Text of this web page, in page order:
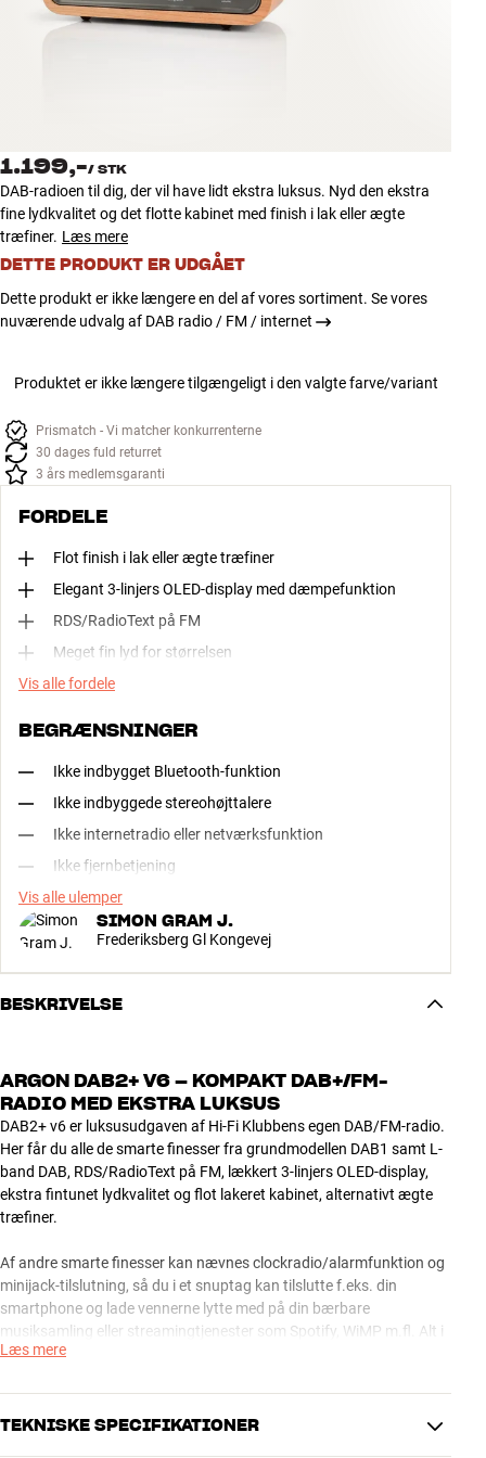
Tilbehør
NYHEDER
TILBUD
Find Butik
Kundeservice
Byg med Lyd
1.199,-/ STK
DAB-radioen til dig, der vil have lidt ekstra luksus. Nyd den ekstra
fine lydkvalitet og det flotte kabinet med finish i lak eller ægte
træfiner. Læs mere
DETTE PRODUKT ER UDGÅET
Dette produkt er ikke længere en del af vores sortiment. Se vores
nuværende udvalg af DAB radio / FM / internet
Produktet er ikke længere tilgængeligt i den valgte farve/variant
Prismatch - Vi matcher konkurrenterne
30 dages fuld returret
3 års medlemsgaranti
FORDELE
Flot finish i lak eller ægte træfiner
Elegant 3-linjers OLED-display med dæmpefunktion
RDS/RadioText på FM
Meget fin lyd for størrelsen
Vis alle fordele
BEGRÆNSNINGER
Ikke indbygget Bluetooth-funktion
Ikke indbyggede stereohøjttalere
Ikke internetradio eller netværksfunktion
Ikke fjernbetjening
Vis alle ulemper
SIMON GRAM J.
Frederiksberg Gl Kongevej
BESKRIVELSE
ARGON DAB2+ V6 – KOMPAKT DAB+/FM-
RADIO MED EKSTRA LUKSUS
DAB2+ v6 er luksusudgaven af Hi-Fi Klubbens egen DAB/FM-radio.
Her får du alle de smarte finesser fra grundmodellen DAB1 samt L-
band DAB, RDS/RadioText på FM, lækkert 3-linjers OLED-display,
ekstra fintunet lydkvalitet og flot lakeret kabinet, alternativt ægte
træfiner.
Af andre smarte finesser kan nævnes clockradio/alarmfunktion og
minijack-tilslutning, så du i et snuptag kan tilslutte f.eks. din
smartphone og lade vennerne lytte med på din bærbare
musiksamling eller streamingtjenester som Spotify, WiMP m.fl. Alt i
alt en virkelig gennemført DAB-radio til en særdeles rimelig pris.
DAB2+ v6 understøtter DAB+ formatet.
Læs mere
TEKNISKE SPECIFIKATIONER